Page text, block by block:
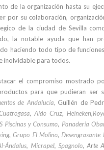
de la organización hasta su
por su colaboración,
de la ciudad de Sevilla
la notable ayuda que han
haciendo todo tipo de
inolvidable para todos.
el compromiso mostrado
para que pudieran ser
de Andalucía, Guillén de
, Aldo Cruz, Heineken,
Piscinas y Consumo, Panaderia
,Grupo El Molino,
Ándalus, Micrapel, Spagnolo, Arte